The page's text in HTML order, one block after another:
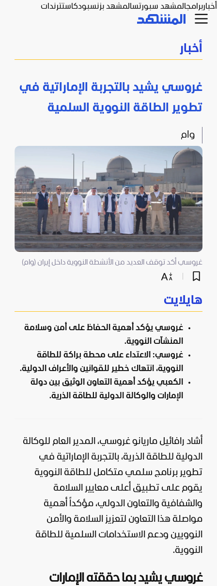
أخباربرامجالمشهد سبورتسالمشهد بزنسبودكاستترندات
أخبار
غروسي يشيد بالتجربة الإماراتية في
تطوير الطاقة النووية السلمية
وام
غروسي أكد توقف العديد من الأنشطة النووية داخل إيران (وام)
هايلايت
غروسي يؤكد أهمية الحفاظ على أمن وسلامة
المنشآت النووية.
غروسي: الاعتداء على محطة براكة للطاقة
النووية، انتهاك خطير للقوانين والأعراف الدولية.
الكعبي يؤكد أهمية التعاون الوثيق بين دولة
الإمارات والوكالة الدولية للطاقة الذرية.
أشاد رافائيل ماريانو غروسي، المدير العام للوكالة
الدولية للطاقة الذرية، بالتجربة الإماراتية في
تطوير برنامج سلمي متكامل للطاقة النووية
يقوم على تطبيق أعلى معايير السلامة
والشفافية والتعاون الدولي، مؤكداً أهمية
مواصلة هذا التعاون لتعزيز السلامة والأمن
النوويين ودعم الاستخدامات السلمية للطاقة
النووية.
غروسي يشيد بما حققته الإمارات